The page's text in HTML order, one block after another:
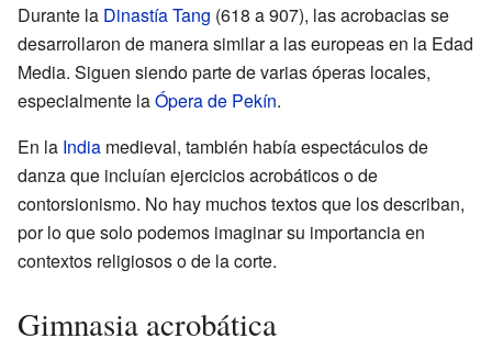
Durante la Dinastía Tang (618 a 907), las acrobacias se
desarrollaron de manera similar a las europeas en la Edad
Media. Siguen siendo parte de varias óperas locales,
especialmente laÓpera de Pekín.
En la India medieval, también había espectáculos de
danza que incluían ejercicios acrobáticos o de
contorsionismo. No hay muchos textos que los describan,
por lo que solo podemos imaginar su importancia en
contextos religiosos o de la corte.
Gimnasia acrobática